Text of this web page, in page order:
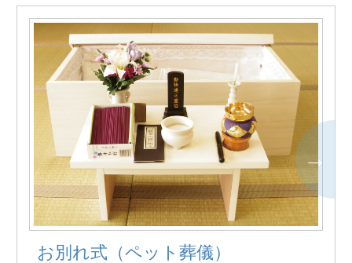
お別れ式（ペット葬儀）